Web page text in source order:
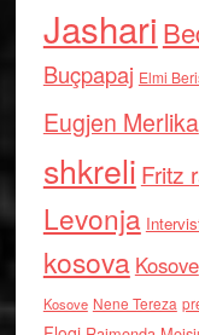
Jashari
Buçpapaj Elmi
Eugjen Merlika
shkreli Fritz
Levonja
kosova Kosove
Kosove Nene Tereza